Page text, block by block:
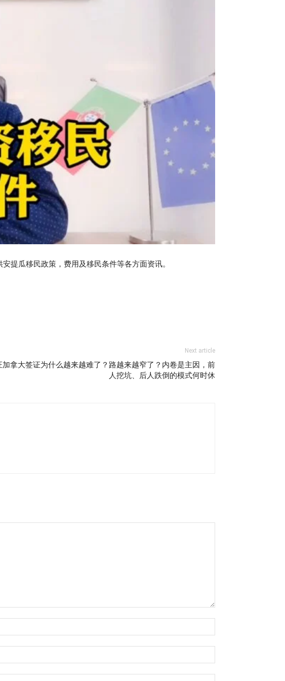
提瓜移民政策，费用及移民条件等各方面资讯。
Next article
加拿大签证为什么越来越难了？路越来越窄了？内卷是主因，前
人挖坑、后人跌倒的模式何时休